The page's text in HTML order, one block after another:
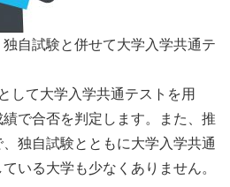
自試験と併せて大学入学共通テ
して大学入学共通テストを用
で合否を判定します。また、推
独自試験とともに大学入学共通
いる大学も少なくありません。